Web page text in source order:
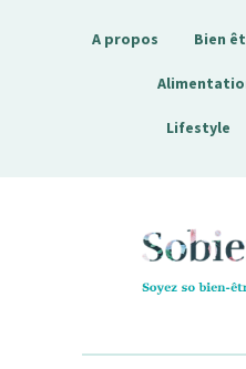
A propos Bien
Lifestyle
Sobienetre